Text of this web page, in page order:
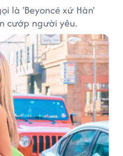
là 'Beyoncé xứ Hàn'
cướp người yêu.